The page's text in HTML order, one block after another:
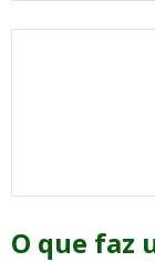
O que faz